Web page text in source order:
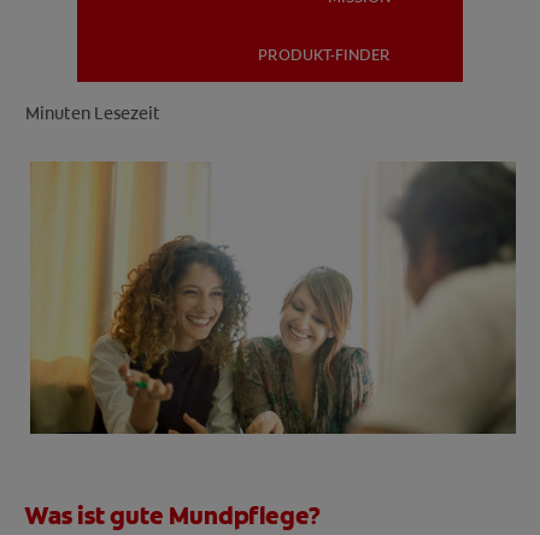
FÜR ZAHNÄRZTINNEN/ZAHNÄRZTE
COLGATE® MARKENSHOP
PRODUKT-FINDER
Minuten Lesezeit
Was ist gute Mundpflege?